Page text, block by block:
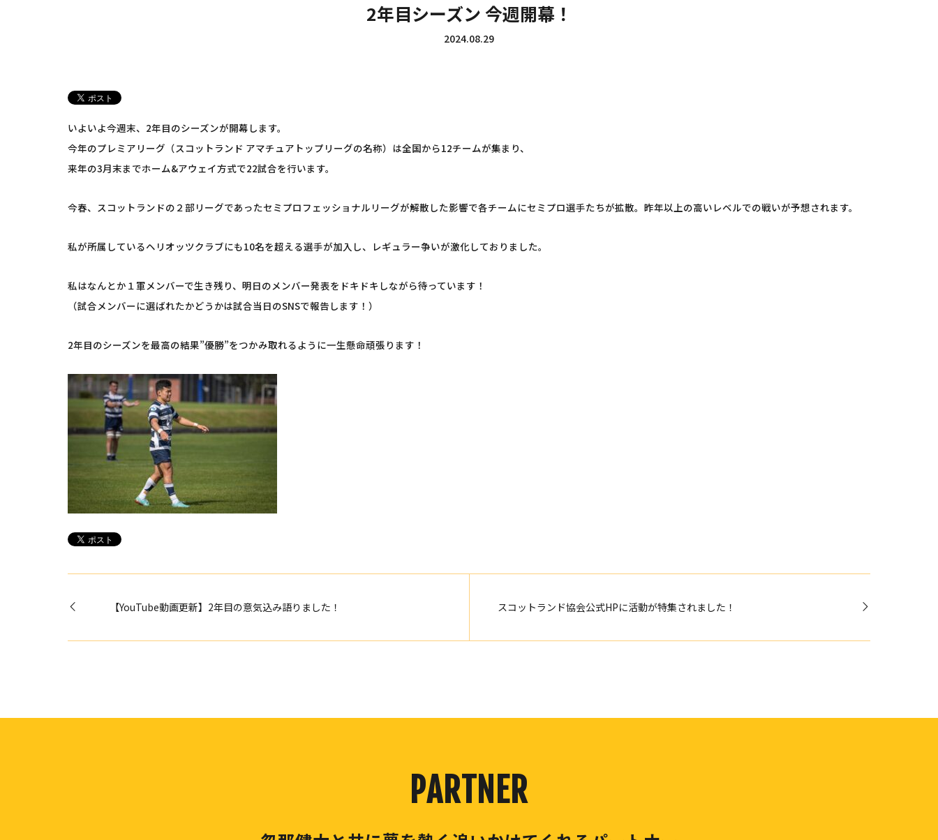
2年目シーズン 今週開幕！
2024.08.29
いよいよ今週末、2年目のシーズンが開幕します。
今年のプレミアリーグ（スコットランド アマチュアトップリーグの名称）は全国から12チームが集まり、
来年の3月末までホーム&アウェイ方式で22試合を行います。
今春、スコットランドの２部リーグであったセミプロフェッショナルリーグが解散した影響で各チームにセミプロ選手たちが拡散。昨年以上の高いレベルでの戦いが予想されます。
私が所属しているヘリオッツクラブにも10名を超える選手が加入し、レギュラー争いが激化しておりました。
私はなんとか１軍メンバーで生き残り、明日のメンバー発表をドキドキしながら待っています！
（試合メンバーに選ばれたかどうかは試合当日のSNSで報告します！）
2年目のシーズンを最高の結果”優勝”をつかみ取れるように一生懸命頑張ります！
【YouTube動画更新】2年目の意気込み語りました！ スコットランド協会公式HPに活動が特集されました！